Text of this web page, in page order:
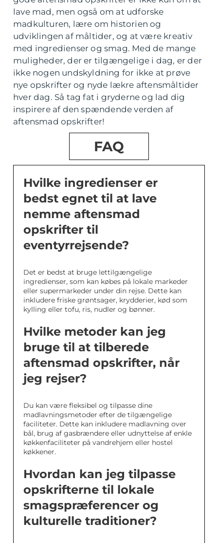
lave mad, men også om at udforske
madkulturen, lære om historien og
udviklingen af måltider, og at være kreativ
med ingredienser og smag. Med de mange
muligheder, der er tilgængelige i dag, er der
ikke nogen undskyldning for ikke at prøve
nye opskrifter og nyde lækre aftensmåltider
hver dag. Så tag fat i gryderne og lad dig
inspirere af den spændende verden af
aftensmad opskrifter!
FAQ
Hvilke ingredienser er
bedst egnet til at lave
nemme aftensmad
opskrifter til
eventyrrejsende?
Det er bedst at bruge lettilgængelige
ingredienser, som kan købes på lokale markeder
eller supermarkeder under din rejse. Dette kan
inkludere friske grøntsager, krydderier, kød som
kylling eller tofu, ris, nudler og bønner.
Hvilke metoder kan jeg
bruge til at tilberede
aftensmad opskrifter, når
jeg rejser?
Du kan være fleksibel og tilpasse dine
madlavningsmetoder efter de tilgængelige
faciliteter. Dette kan inkludere madlavning over
bål, brug af gasbrændere eller udnyttelse af enkle
køkkenfaciliteter på vandrehjem eller hostel
køkkener.
Hvordan kan jeg tilpasse
opskrifterne til lokale
smagspræferencer og
kulturelle traditioner?